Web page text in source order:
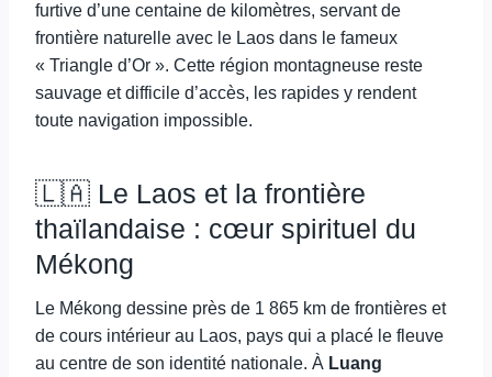
furtive d’une centaine de kilomètres, servant de
frontière naturelle avec le Laos dans le fameux
« Triangle d’Or ». Cette région montagneuse reste
sauvage et difficile d’accès, les rapides y rendent
toute navigation impossible.
🇱🇦 Le Laos et la frontière
thaïlandaise : cœur spirituel du
Mékong
Le Mékong dessine près de 1 865 km de frontières et
de cours intérieur au Laos, pays qui a placé le fleuve
au centre de son identité nationale. À Luang